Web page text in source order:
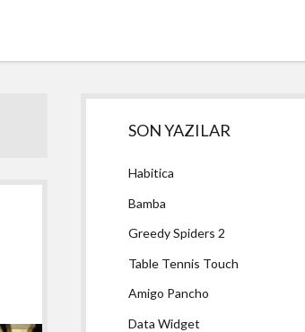
Yan
Menü
SON YAZILAR
Habitica
Bamba
Greedy Spiders 2
Table Tennis Touch
Amigo Pancho
Data Widget